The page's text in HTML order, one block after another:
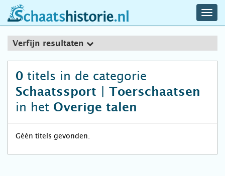
schaatshistorie.nl
Verfijn resultaten
0 titels in de categorie
Schaatssport | Toerschaatsen
in het Overige talen
Géén titels gevonden.